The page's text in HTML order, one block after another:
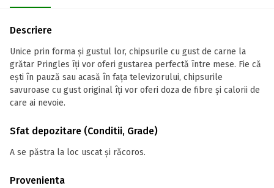
Descriere
Unice prin forma și gustul lor, chipsurile cu gust de carne la
grătar Pringles îți vor oferi gustarea perfectă între mese. Fie că
ești în pauză sau acasă în fața televizorului, chipsurile
savuroase cu gust original îți vor oferi doza de fibre și calorii de
care ai nevoie.
Sfat depozitare (Conditii, Grade)
A se păstra la loc uscat și răcoros.
Provenienta